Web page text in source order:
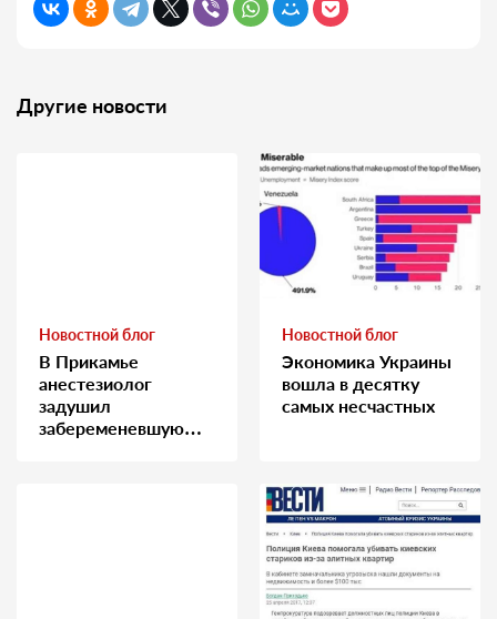
Другие новости
Новостной блог
В Прикамье
анестезиолог
задушил
забеременевшую
Новостной блог
Экономика Украины
вошла в десятку
самых несчастных